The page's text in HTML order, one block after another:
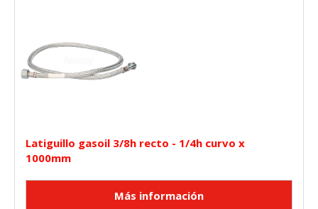
Latiguillo gasoil 3/8h recto - 1/4h curvo x
1000mm